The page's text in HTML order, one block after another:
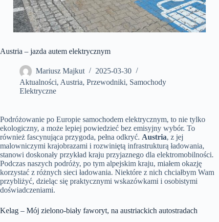
Austria – jazda autem elektrycznym
Mariusz Majkut
2025-03-30
Aktualności, Austria, Przewodniki, Samochody
Elektryczne
Podróżowanie po Europie samochodem elektrycznym, to nie tylko
ekologiczny, a może lepiej powiedzieć bez emisyjny wybór. To
również fascynująca przygoda, pełna odkryć. Austria, z jej
malowniczymi krajobrazami i rozwiniętą infrastrukturą ładowania,
stanowi doskonały przykład kraju przyjaznego dla elektromobilności.
Podczas naszych podróży, po tym alpejskim kraju, miałem okazję
korzystać z różnych sieci ładowania. Niektóre z nich chciałbym Wam
przybliżyć, dzieląc się praktycznymi wskazówkami i osobistymi
doświadczeniami.
Kelag – Mój zielono-biały faworyt, na austriackich autostradach